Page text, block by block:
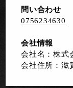
問い合わせ
0756234630
会社情報
会社名：株
会社住所：滋